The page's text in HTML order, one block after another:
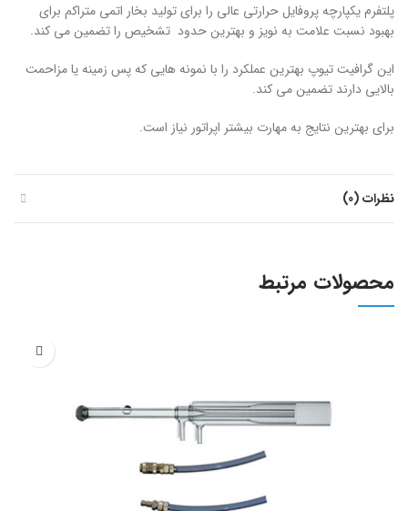
پلتفرم یکپارچه پروفایل حرارتی عالی را برای تولید بخار اتمی متراکم برای
بهبود نسبت علامت به نویز و بهترین حدود تشخیص را تضمین می کند.
این گرافیت تیوپ بهترین عملکرد را با نمونه هایی که پس زمینه یا مزاحمت
بالایی دارند تضمین می کند.
برای بهترین نتایج به مهارت بیشتر اپراتور نیاز است.
نظرات (0)
محصولات مرتبط